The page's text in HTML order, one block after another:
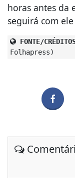
horas antes da
seguirá com
FONTE/
Folhapress)